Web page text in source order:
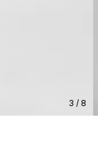
3 / 8